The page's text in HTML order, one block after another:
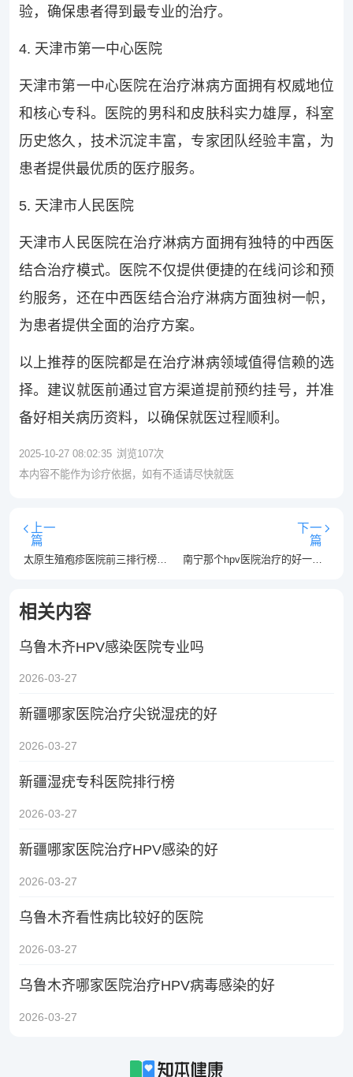
验，确保患者得到最专业的治疗。
4. 天津市第一中心医院
天津市第一中心医院在治疗淋病方面拥有权威地位
和核心专科。医院的男科和皮肤科实力雄厚，科室
历史悠久，技术沉淀丰富，专家团队经验丰富，为
患者提供最优质的医疗服务。
5. 天津市人民医院
天津市人民医院在治疗淋病方面拥有独特的中西医
结合治疗模式。医院不仅提供便捷的在线问诊和预
约服务，还在中西医结合治疗淋病方面独树一帜，
为患者提供全面的治疗方案。
以上推荐的医院都是在治疗淋病领域值得信赖的选
择。建议就医前通过官方渠道提前预约挂号，并准
备好相关病历资料，以确保就医过程顺利。
2025-10-27 08:02:35 浏览107次
本内容不能作为诊疗依据，如有不适请尽快就医
上一
篇
太原生殖疱疹医院前三排行榜单-太原哪些医院看生殖疱疹比较好
下一
篇
南宁那个hpv医院治疗的好一些-南宁排名前五的hpv医院？
相关内容
乌鲁木齐HPV感染医院专业吗
2026-03-27
新疆哪家医院治疗尖锐湿疣的好
2026-03-27
新疆湿疣专科医院排行榜
2026-03-27
新疆哪家医院治疗HPV感染的好
2026-03-27
乌鲁木齐看性病比较好的医院
2026-03-27
乌鲁木齐哪家医院治疗HPV病毒感染的好
2026-03-27